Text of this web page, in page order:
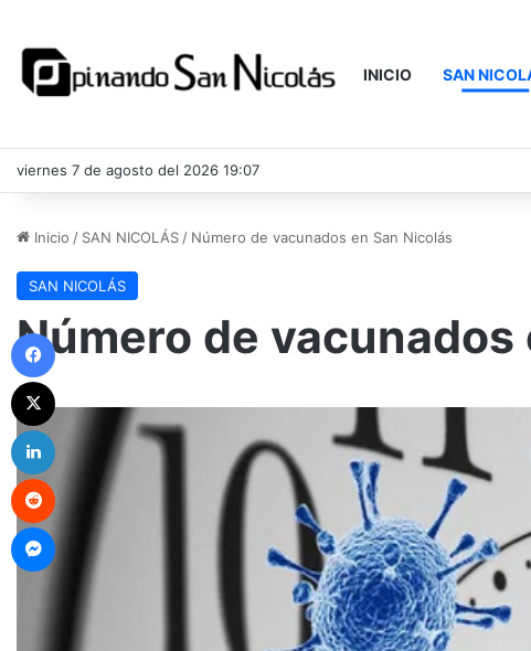
INICIO SAN
viernes 7 de agosto del 2026 19:07
Inicio / SAN NICOLÁS / Número de vacunados en San Nicolás
SAN NICOLÁS
Número de vacunados
Facebook
Messenger